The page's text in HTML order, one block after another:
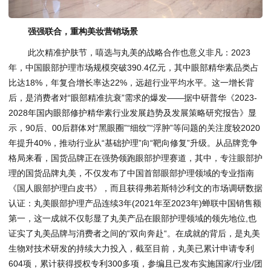
强强联合，重构美妆营销场景
此次精准护肤节，嘻选与丸美的战略合作也意义非凡：2023
年，中国眼部护理市场规模突破390.4亿元，其中眼部精华素品类占
比达18%，年复合增长率达22%，远超行业平均水平。这一增长背
后，是消费者对“眼部精准抗衰”需求的爆发——据中研普华《2023-
2028年国内眼部修护精华素行业发展趋势及发展策略研究报告》显
示，90后、00后群体对“黑眼圈”“细纹”“浮肿”等问题的关注度较2020
年提升40%，推动行业从“基础护理”向“靶向修复”升级。从品牌竞争
格局来看，国货品牌正在强势领跑眼部护理赛道，其中，专注眼部护
理的国货品牌丸美，不仅发布了中国首部眼部护理领域的专业指南
《国人眼部护理白皮书》，而且获得弗若斯特沙利文的市场调研数据
认证：丸美眼部护理产品连续3年(2021年至2023年)蝉联中国销售额
第一，这一成就不仅彰显了丸美产品在眼部护理领域的领先地位,也
证实了丸美品牌与消费者之间的“双向奔赴“。在成就的背后，是丸美
生物对技术研发的持续大力投入，截至目前，丸美已累计申请专利
604项，累计获得授权专利300多项，参编且已发布实施国家/行业/团